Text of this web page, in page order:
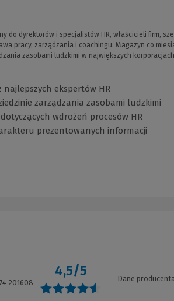
do dyrektorów i specjalistów HR, właścicieli firm,
pracy, zarządzania i coachingu. Magazyn co
zasobami ludzkimi w największych
ekspertów HR
zarządzania zasobami ludzkimi
wdrożeń procesów HR
prezentowanych informacji
201608
4,5/5 Dane